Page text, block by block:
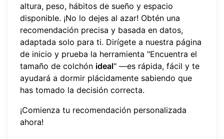
altura, peso, hábitos de sueño y espacio
disponible. ¡No lo dejes al azar! Obtén una
recomendación precisa y basada en datos,
adaptada solo para ti. Dirígete a nuestra página
de inicio y prueba la herramienta "Encuentra el
tamaño de colchón ideal" —es rápida, fácil y te
ayudará a dormir plácidamente sabiendo que
has tomado la decisión correcta.
¡Comienza tu recomendación personalizada
ahora!